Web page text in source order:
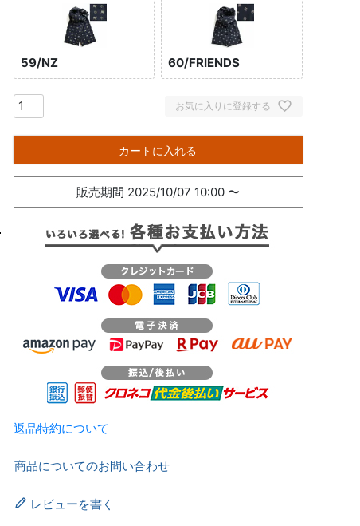
59/NZ 60/FRIENDS
お気に入りに登録する
カートに入れる
販売期間 2025/10/07 10:00 〜
返品特約について
商品についてのお問い合わせ
レビューを書く